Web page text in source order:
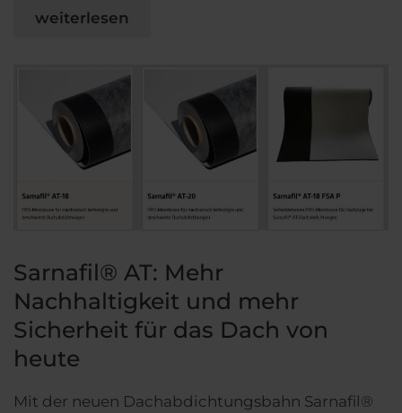
weiterlesen
Sarnafil® AT: Mehr
Nachhaltigkeit und mehr
Sicherheit für das Dach von
heute
Mit der neuen Dachabdichtungsbahn Sarnafil®